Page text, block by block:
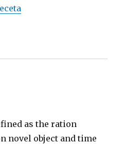
as the ration
novel object and time